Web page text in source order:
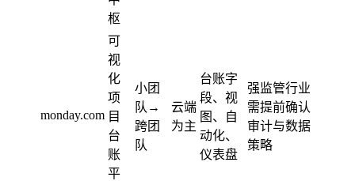
枢
monday.com
可
视
化
项
目
台
账
平
小团
队→
跨团
队
云端
为主
台账字
段、视
图、自
动化、
仪表盘
强监管行业
需提前确认
审计与数据
策略